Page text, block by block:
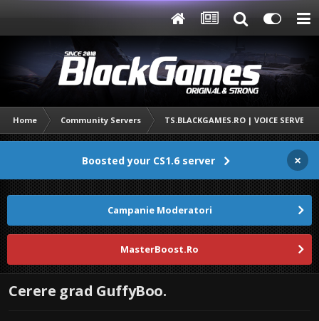
Home Community Servers TS.BLACKGAMES.RO | VOICE SERVER
Boosted your CS1.6 server ×
Campanie Moderatori
MasterBoost.Ro
Cerere grad GuffyBoo.